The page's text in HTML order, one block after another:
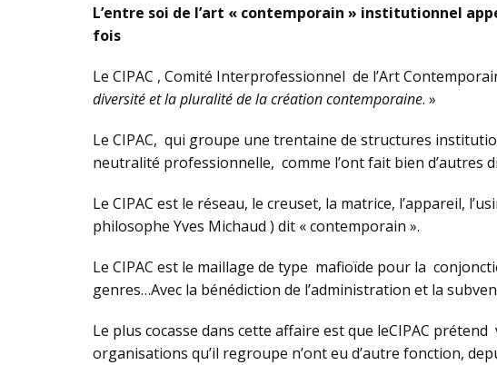
L’entre soi de l’art « contemporain » institutionnel
fois
Le CIPAC , Comité Interprofessionnel de l’Art
diversité et la pluralité de la création contemporaine. »
Le CIPAC, qui groupe une trentaine de structures
neutralité professionnelle, comme l’ont fait bien
Le CIPAC est le réseau, le creuset, la matrice, l’appareil,
philosophe Yves Michaud ) dit « contemporain ».
Le CIPAC est le maillage de type mafioïde pour la
genres…Avec la bénédiction de l’administration et la
Le plus cocasse dans cette affaire est que leCIPAC
organisations qu’il regroupe n’ont eu d’autre fonction,